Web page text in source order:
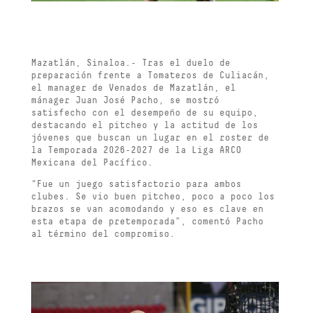
Mazatlán, Sinaloa.- Tras el duelo de
preparación frente a Tomateros de Culiacán,
el manager de Venados de Mazatlán, el
mánager Juan José Pacho, se mostró
satisfecho con el desempeño de su equipo,
destacando el pitcheo y la actitud de los
jóvenes que buscan un lugar en el roster de
la Temporada 2026-2027 de la Liga ARCO
Mexicana del Pacífico.
“Fue un juego satisfactorio para ambos
clubes. Se vio buen pitcheo, poco a poco los
brazos se van acomodando y eso es clave en
esta etapa de pretemporada”, comentó Pacho
al término del compromiso.